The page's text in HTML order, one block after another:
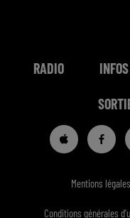
RADIO INFOS
Mentions légales
Conditions générales